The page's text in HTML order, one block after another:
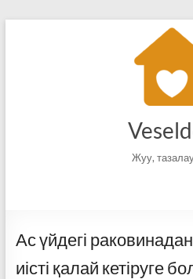
Жуу,
Ас үйдегі
иісті қалай кетіруге